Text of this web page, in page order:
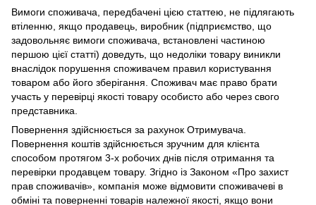
Вимоги споживача, передбачені цією статтею, не підлягають
втіленню, якщо продавець, виробник (підприємство, що
задовольняє вимоги споживача, встановлені частиною
першою цієї статті) доведуть, що недоліки товару виникли
внаслідок порушення споживачем правил користування
товаром або його зберігання. Споживач має право брати
участь у перевірці якості товару особисто або через свого
представника.
Повернення здійснюється за рахунок Отримувача.
Повернення коштів здійснюється зручним для клієнта
способом протягом 3-х робочих днів після отримання та
перевірки продавцем товару. Згідно із Законом «Про захист
прав споживачів», компанія може відмовити споживачеві в
обміні та поверненні товарів належної якості, якщо вони